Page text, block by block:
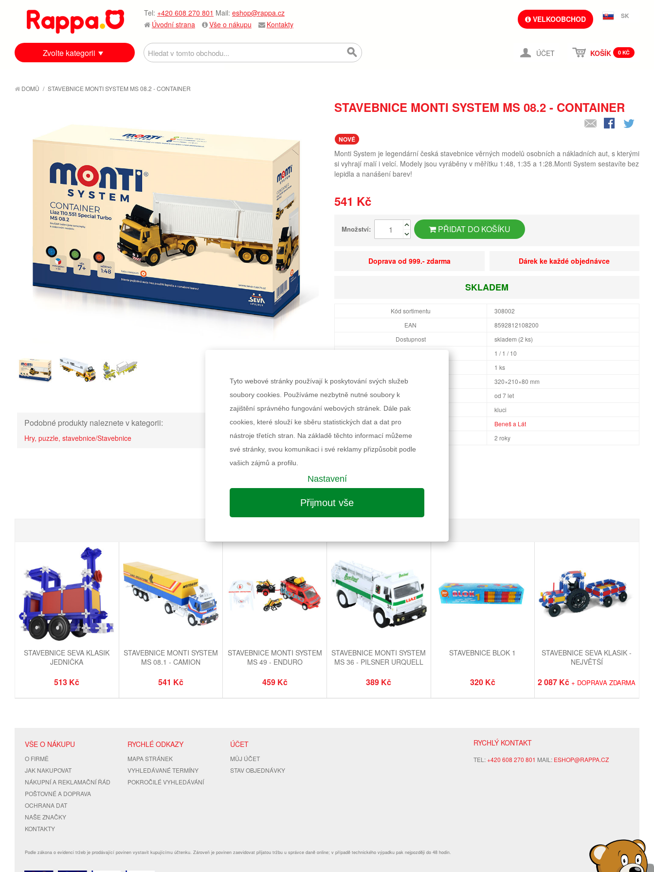
Tel: +420 608 270 801 Mail: eshop@rappa.cz
Úvodní strana
Vše o nákupu Kontakty
VELKOOBCHOD SK
ÚČET KOŠÍK 0 KČ
Zvolte kategorii
DOMŮ / STAVEBNICE MONTI SYSTEM MS 08.2 - CONTAINER
Podobné produkty naleznete v kategorii:
Hry, puzzle, stavebnice/Stavebnice
STAVEBNICE MONTI SYSTEM MS 08.2 - CONTAINER
NOVÉ
Monti System je legendární česká stavebnice věrných modelů osobních a nákladních aut, s kterými
si vyhrají malí i velcí. Modely jsou vyráběny v měřítku 1:48, 1:35 a 1:28.Monti System sestavíte bez
lepidla a nanášení barev!
541 Kč
Množství: PŘIDAT DO KOŠÍKU
Doprava od 999.- zdarma Dárek ke každé objednávce
SKLADEM
Kód sortimentu
308002
EAN
8592812108200
Dostupnost
skladem (2 ks)
1 / 1 / 10
1 ks
Rozměry balení Š×V×H
320×210×80 mm
Doporučený věk
od 7 let
Pohlaví
kluci
Výrobce
Beneš a Lát
Záruka
2 roky
STAVEBNICE SEVA KLASIK
JEDNIČKA
513 Kč
STAVEBNICE MONTI SYSTEM
MS 08.1 - CAMION
541 Kč
STAVEBNICE MONTI SYSTEM
MS 49 - ENDURO
459 Kč
STAVEBNICE MONTI SYSTEM
MS 36 - PILSNER URQUELL
389 Kč
STAVEBNICE BLOK 1
320 Kč
STAVEBNICE SEVA KLASIK -
NEJVĚTŠÍ
2 087 Kč + DOPRAVA ZDARMA
RYCHLÝ KONTAKT
TEL:+420 608 270 801 MAIL: ESHOP@RAPPA.CZ
VŠE O NÁKUPU
O FIRMĚ
JAK NAKUPOVAT
NÁKUPNÍ A REKLAMAČNÍ ŘÁD
POŠTOVNÉ A DOPRAVA
OCHRANA DAT
NAŠE ZNAČKY
KONTAKTY
RYCHLÉ ODKAZY
MAPA STRÁNEK
VYHLEDÁVANÉ TERMÍNY
POKROČILÉ VYHLEDÁVÁNÍ
ÚČET
MŮJ ÚČET
STAV OBJEDNÁVKY
Podle zákona o evidenci tržeb je prodávající povinen vystavit kupujícímu účtenku. Zároveň je povinen zaevidovat přijatou tržbu u správce daně online; v případě technického výpadku pak nejpozději do 48 hodin.
Tyto webové stránky používají k poskytování svých služeb
soubory cookies. Používáme nezbytně nutné soubory k
zajištění správného fungování webových stránek. Dále pak
cookies, které slouží ke sběru statistických dat a dat pro
nástroje třetích stran. Na základě těchto informací můžeme
své stránky, svou komunikaci i své reklamy přizpůsobit podle
vašich zájmů a profilu.
Nastavení
Přijmout vše